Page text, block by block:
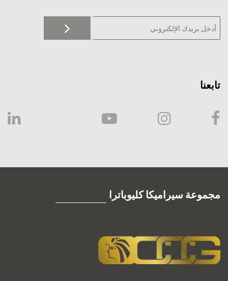
تابعنا
مجموعة سيراميكا كليوباترا